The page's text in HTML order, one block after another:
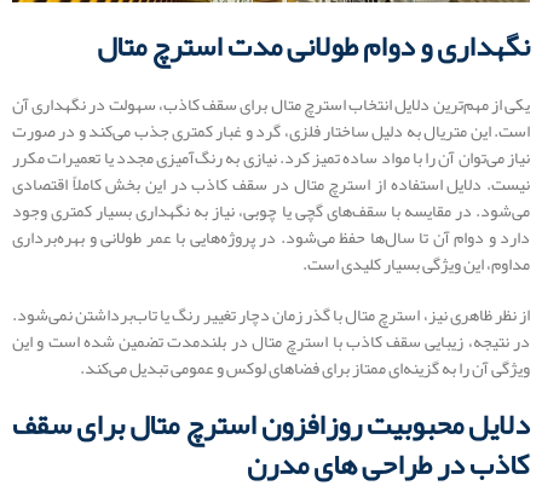
نگهداری و دوام طولانی‌ مدت استرچ متال
یکی از مهم‌ترین دلایل انتخاب استرچ متال برای سقف کاذب، سهولت در نگهداری آن
است. این متریال به دلیل ساختار فلزی، گرد و غبار کمتری جذب می‌کند و در صورت
نیاز می‌توان آن را با مواد ساده تمیز کرد. نیازی به رنگ‌آمیزی مجدد یا تعمیرات مکرر
نیست. دلایل استفاده از استرچ متال در سقف کاذب در این بخش کاملاً اقتصادی
می‌شود. در مقایسه با سقف‌های گچی یا چوبی، نیاز به نگهداری بسیار کمتری وجود
دارد و دوام آن تا سال‌ها حفظ می‌شود. در پروژه‌هایی با عمر طولانی و بهره‌برداری
مداوم، این ویژگی بسیار کلیدی است.
از نظر ظاهری نیز، استرچ متال با گذر زمان دچار تغییر رنگ یا تاب‌برداشتن نمی‌شود.
در نتیجه، زیبایی سقف کاذب با استرچ متال در بلندمدت تضمین شده است و این
ویژگی آن را به گزینه‌ای ممتاز برای فضاهای لوکس و عمومی تبدیل می‌کند.
دلایل محبوبیت روزافزون استرچ متال برای سقف
کاذب در طراحی ‌های مدرن